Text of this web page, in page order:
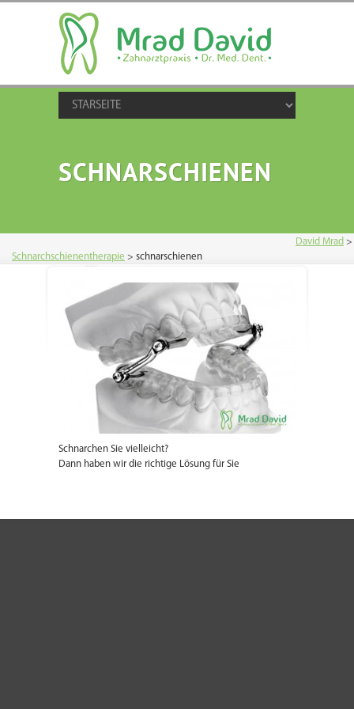
SCHNARSCHIENEN
David Mrad >
Schnarchschienentherapie > schnarschienen
Schnarchen Sie vielleicht?
Dann haben wir die richtige Lösung für Sie